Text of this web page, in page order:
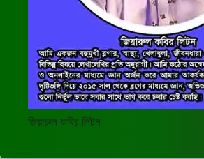
জিয়ারুল কবির লিটন